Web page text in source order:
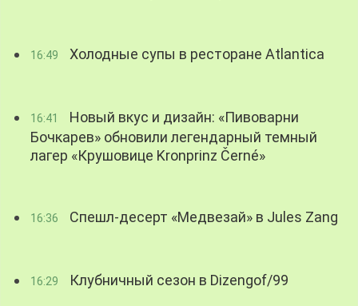
16:49 Холодные супы в ресторане Atlantica
16:41
Новый вкус и дизайн: «Пивоварни
Бочкарев» обновили легендарный темный
лагер «Крушовице Kronprinz Černé»
16:36 Спешл-десерт «Медвезай» в Jules Zang
16:29 Клубничный сезон в Dizengof/99